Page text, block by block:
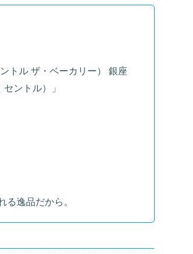
トル ザ・ベーカリー） 銀座
ントル）」
逸品だから。